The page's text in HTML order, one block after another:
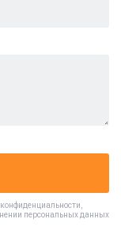
персональных данных